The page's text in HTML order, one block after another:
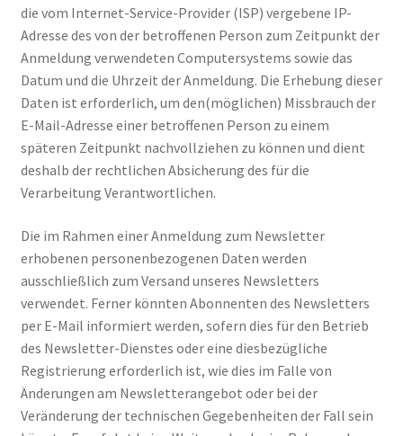
die vom Internet-Service-Provider (ISP) vergebene IP-
Adresse des von der betroffenen Person zum Zeitpunkt der
Anmeldung verwendeten Computersystems sowie das
Datum und die Uhrzeit der Anmeldung. Die Erhebung dieser
Daten ist erforderlich, um den(möglichen) Missbrauch der
E-Mail-Adresse einer betroffenen Person zu einem
späteren Zeitpunkt nachvollziehen zu können und dient
deshalb der rechtlichen Absicherung des für die
Verarbeitung Verantwortlichen.
Die im Rahmen einer Anmeldung zum Newsletter
erhobenen personenbezogenen Daten werden
ausschließlich zum Versand unseres Newsletters
verwendet. Ferner könnten Abonnenten des Newsletters
per E-Mail informiert werden, sofern dies für den Betrieb
des Newsletter-Dienstes oder eine diesbezügliche
Registrierung erforderlich ist, wie dies im Falle von
Änderungen am Newsletterangebot oder bei der
Veränderung der technischen Gegebenheiten der Fall sein